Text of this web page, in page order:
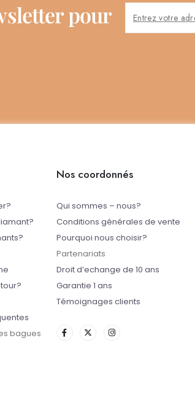
pour
bagues
Nos coordonnés
Qui sommes – nous?
Conditions générales de vente
Pourquoi nous choisir?
Partenariats
Droit d’echange de 10 ans
Garantie 1 ans
Témoignages clients